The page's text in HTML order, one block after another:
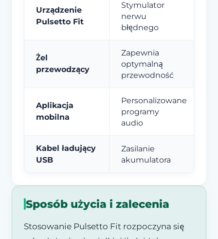
Urządzenie
Pulsetto Fit
Stymulator
nerwu
błędnego
Żel
przewodzący
Zapewnia
optymalną
przewodność
Aplikacja
mobilna
Personalizowane
programy
audio
Kabel ładujący
USB
Zasilanie
akumulatora
Sposób użycia i zalecenia
Stosowanie Pulsetto Fit rozpoczyna się